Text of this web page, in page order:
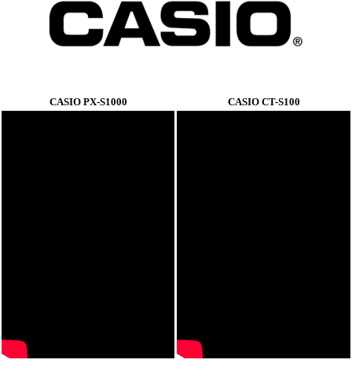
CASIO PX-S1000 CASIO CT-S100